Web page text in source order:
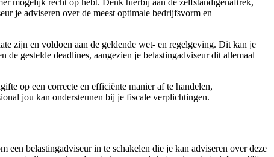
mogelijk recht op hebt. Denk hierbij aan de zelfstandigenaftrek,
je adviseren over de meest optimale bedrijfsvorm en
zijn en voldoen aan de geldende wet- en regelgeving. Dit kan je
de gestelde deadlines, aangezien je belastingadviseur dit allemaal
op een correcte en efficiënte manier af te handelen,
jou kan ondersteunen bij je fiscale verplichtingen.
belastingadviseur in te schakelen die je kan adviseren over deze